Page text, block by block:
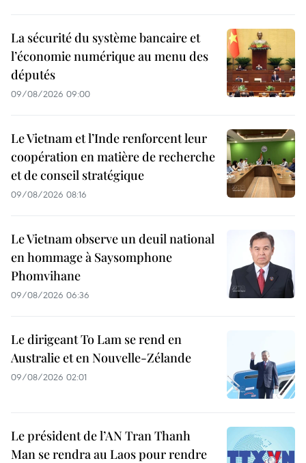
La sécurité du système bancaire et
l’économie numérique au menu des
députés
09/08/2026 09:00
Le Vietnam et l’Inde renforcent leur
coopération en matière de recherche
et de conseil stratégique
09/08/2026 08:16
Le Vietnam observe un deuil national
en hommage à Saysomphone
Phomvihane
09/08/2026 06:36
Le dirigeant To Lam se rend en
Australie et en Nouvelle-Zélande
09/08/2026 02:01
Le président de l’AN Tran Thanh
Man se rendra au Laos pour rendre